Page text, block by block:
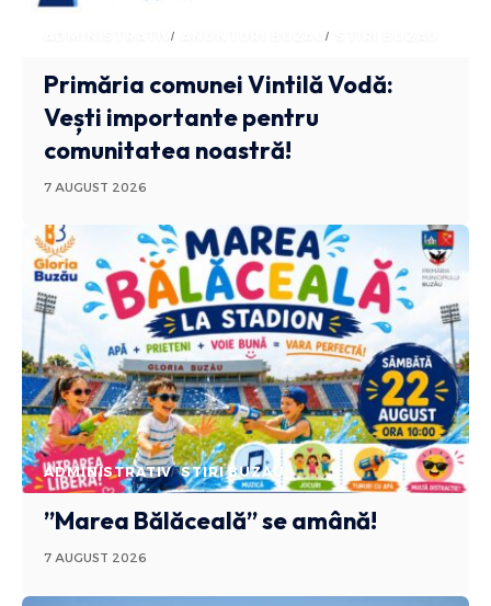
ADMINISTRATIV ANUNTURI BUZAU
Primăria comunei Vintilă Vodă:
Vești importante pentru
comunitatea noastră!
7 AUGUST 2026
ADMINISTRATIV STIRI BUZAU
”Marea Bălăceală” se amână!
7 AUGUST 2026